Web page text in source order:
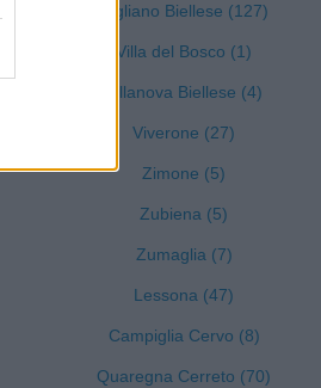
Vigliano Biellese (127)
Villa del Bosco (1)
Villanova Biellese (4)
Viverone (27)
Zimone (5)
Zubiena (5)
Zumaglia (7)
Lessona (47)
Campiglia Cervo (8)
Quaregna Cerreto (70)